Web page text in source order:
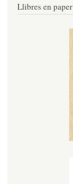
Llibres en paper